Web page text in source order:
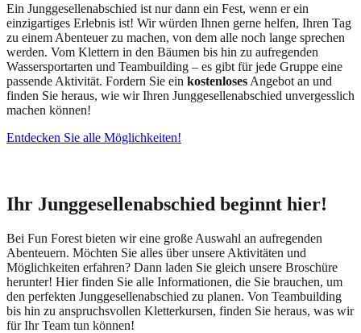
Ein Junggesellenabschied ist nur dann ein Fest, wenn er ein
einzigartiges Erlebnis ist! Wir würden Ihnen gerne helfen, Ihren Tag
zu einem Abenteuer zu machen, von dem alle noch lange sprechen
werden. Vom Klettern in den Bäumen bis hin zu aufregenden
Wassersportarten und Teambuilding – es gibt für jede Gruppe eine
passende Aktivität. Fordern Sie ein kostenloses Angebot an und
finden Sie heraus, wie wir Ihren Junggesellenabschied unvergesslich
machen können!
Entdecken Sie alle Möglichkeiten!
Ihr Junggesellenabschied beginnt hier!
Bei Fun Forest bieten wir eine große Auswahl an aufregenden
Abenteuern. Möchten Sie alles über unsere Aktivitäten und
Möglichkeiten erfahren? Dann laden Sie gleich unsere Broschüre
herunter! Hier finden Sie alle Informationen, die Sie brauchen, um
den perfekten Junggesellenabschied zu planen. Von Teambuilding
bis hin zu anspruchsvollen Kletterkursen, finden Sie heraus, was wir
für Ihr Team tun können!